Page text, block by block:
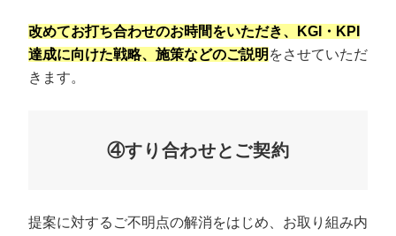
改めてお打ち合わせのお時間をいただき、KGI・KPI
達成に向けた戦略、施策などのご説明 をさせていただ
きます。
④すり合わせとご契約
提案に対するご不明点の解消をはじめ、お取り組み内